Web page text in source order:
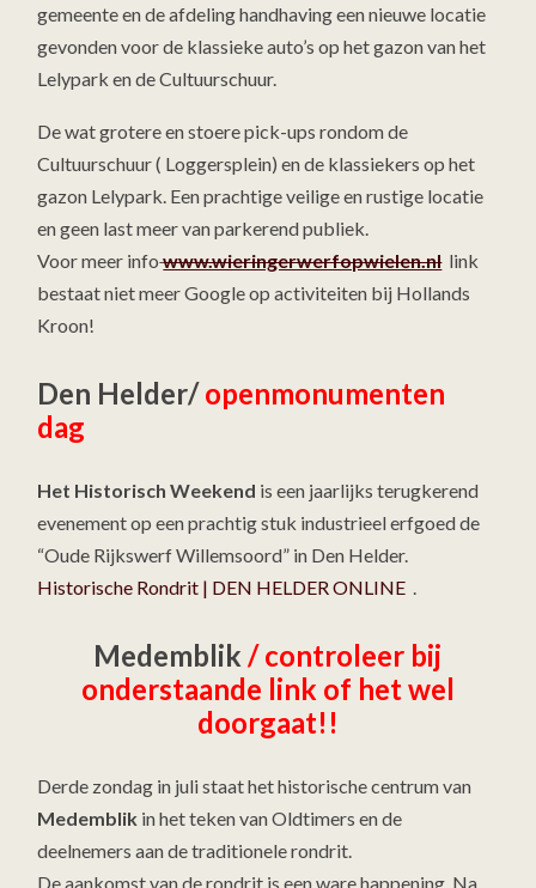
gemeente en de afdeling handhaving een nieuwe locatie
gevonden voor de klassieke auto’s op het gazon van het
Lelypark en de Cultuurschuur.
De wat grotere en stoere pick-ups rondom de
Cultuurschuur ( Loggersplein) en de klassiekers op het
gazon Lelypark. Een prachtige veilige en rustige locatie
en geen last meer van parkerend publiek.
Voor meer infowww.wieringerwerfopwielen.nllink
bestaat niet meer Google op activiteiten bij Hollands
Kroon!
Den Helder/openmonumenten
dag
Het Historisch Weekend is een jaarlijks terugkerend
evenement op een prachtig stuk industrieel erfgoed de
“Oude Rijkswerf Willemsoord” in Den Helder.
Historische Rondrit | DEN HELDER ONLINE .
Medemblik/controleer bij
onderstaande link of het wel
doorgaat!!
Derde zondag in juli staat het historische centrum van
Medemblik in het teken van Oldtimers en de
deelnemers aan de traditionele rondrit.
De aankomst van de rondrit is een ware happening. Na